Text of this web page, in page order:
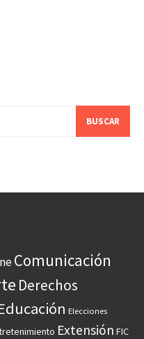
Comunicación
Derechos
Elecciones
Extensión FIC